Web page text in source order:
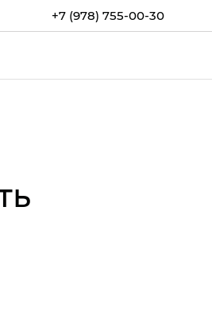
+7 (978) 755-00-30